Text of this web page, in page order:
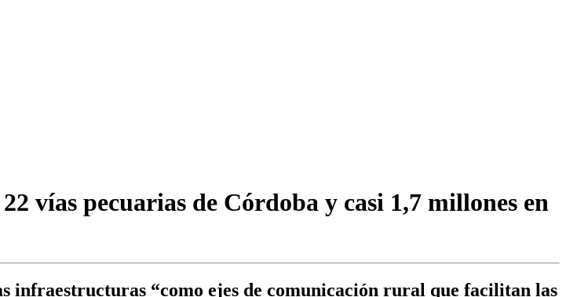
vías pecuarias de Córdoba y casi 1,7 millones en
infraestructuras “como ejes de comunicación rural que facilitan las